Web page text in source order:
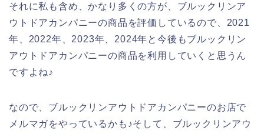
それに私も含め、かなり多くの方が、ブルックリンア
ウトドアカンパニーの商品を評価しているので、2021
年、2022年、2023年、2024年と今後もブルックリン
アウトドアカンパニーの商品を利用していくと思うん
ですよね♪
なので、ブルックリンアウトドアカンパニーのお店で
メルマガをやっているかも♪そして、ブルックリンアウ